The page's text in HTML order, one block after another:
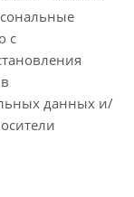
с
данных и/